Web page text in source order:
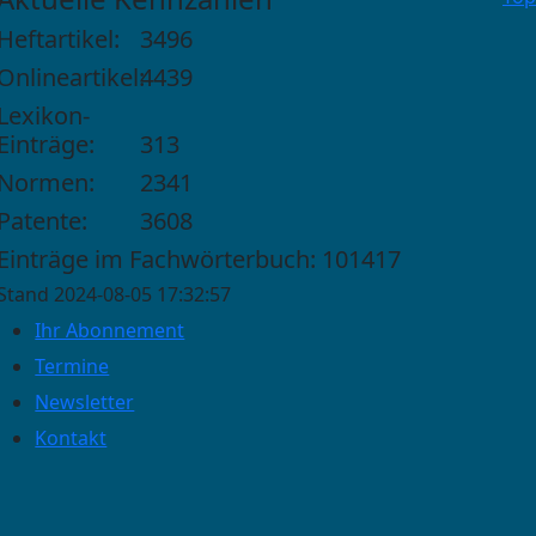
Heftartikel:
3496
4439
Lexikon-
Einträge:
313
Normen:
2341
Patente:
3608
Einträge im Fachwörterbuch: 101417
2024-08-05 17:32:57
Ihr Abonnement
Termine
Newsletter
Kontakt